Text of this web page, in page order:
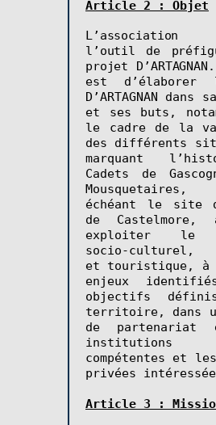
Article 2 : Objet
L’association
l’outil de
projet D’ARTAGNAN.
est
D’ARTAGNAN
et ses buts,
le cadre de la
des différents
marquant
Cadets de
échéant
le site
de Castelmore,
exploiter le
socio-culturel,
et touristique, à
enjeux
objectifs
territoire, dans
de partenariat
institutions
compétentes et
privées
Article 3 :